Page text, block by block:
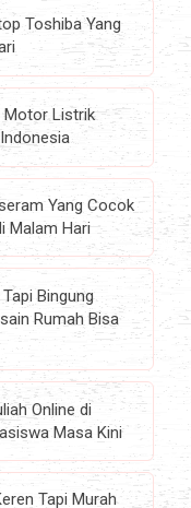
Toshiba Yang
Motor Listrik
Yang Cocok
Malam Hari
Bingung
Rumah Bisa
Online di
Masa Kini
Tapi Murah